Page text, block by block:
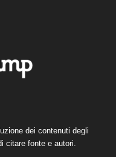
dei contenuti degli
citare fonte e autori.